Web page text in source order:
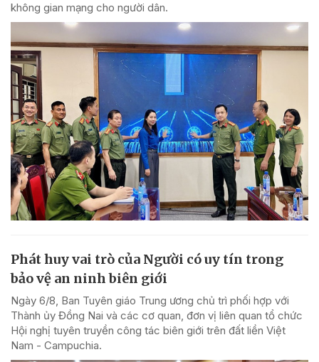
không gian mạng cho người dân.
Phát huy vai trò của Người có uy tín trong
bảo vệ an ninh biên giới
Ngày 6/8, Ban Tuyên giáo Trung ương chủ trì phối hợp với
Thành ủy Đồng Nai và các cơ quan, đơn vị liên quan tổ chức
Hội nghị tuyên truyền công tác biên giới trên đất liền Việt
Nam - Campuchia.